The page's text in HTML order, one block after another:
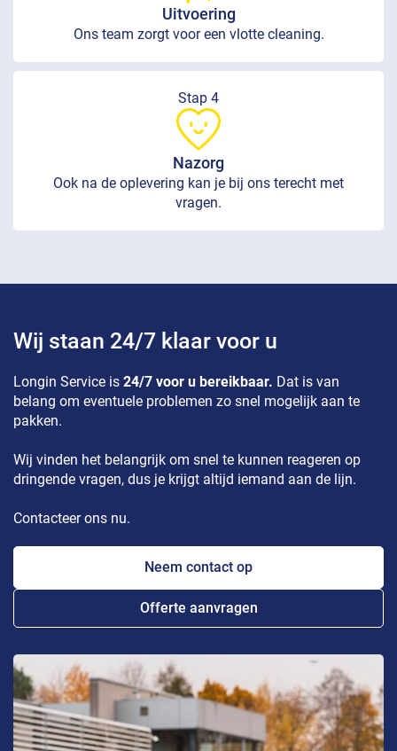
Uitvoering
Ons team zorgt voor een vlotte cleaning.
Stap 4
Nazorg
Ook na de oplevering kan je bij ons terecht met
vragen.
Wij staan 24/7 klaar voor u
Longin Service is 24/7 voor u bereikbaar. Dat is van
belang om eventuele problemen zo snel mogelijk aan te
pakken.
Wij vinden het belangrijk om snel te kunnen reageren op
dringende vragen, dus je krijgt altijd iemand aan de lijn.
Contacteer ons nu.
Neem contact op
Offerte aanvragen